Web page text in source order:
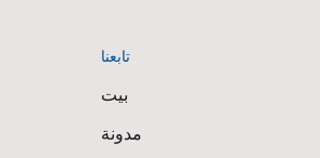
تابعنا
بيت
مدونة